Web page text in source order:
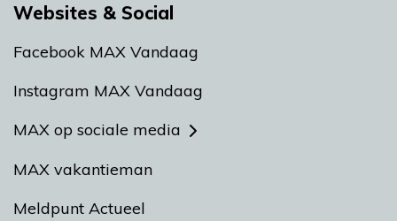
Websites & Social
Facebook MAX Vandaag
Instagram MAX Vandaag
MAX op sociale media
MAX vakantieman
Meldpunt Actueel